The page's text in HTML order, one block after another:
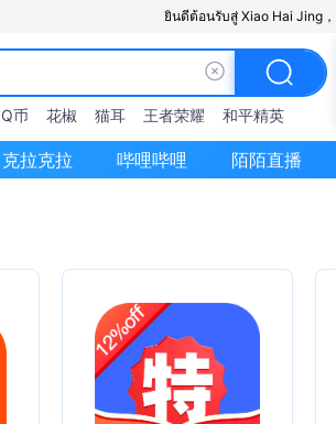
ยินดีต้อนรับสู่ Xiao Hai Jing，
Q币 花椒 猫耳 王者荣耀 和平精英
克拉克拉 哔哩哔哩 陌陌直播